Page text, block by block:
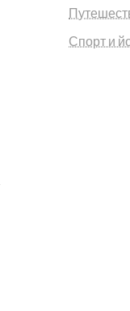
Спорт и